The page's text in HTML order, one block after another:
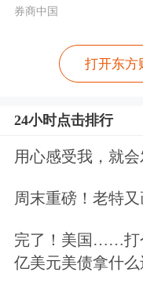
据中心
开发商
燃料电池。
司Brookfield
议，后者将投
署Bloom的先
司将在全球范
能工厂”（AI
券商中国
打开东方
24小时点击排行
用心感受我，就
周末重磅！老特
完了！美国……打
亿美元美债拿什么